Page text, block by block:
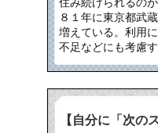
住み続けられるの
８１年に東京都武
増えている。利用
不足などにも考慮
【自分に「次のス